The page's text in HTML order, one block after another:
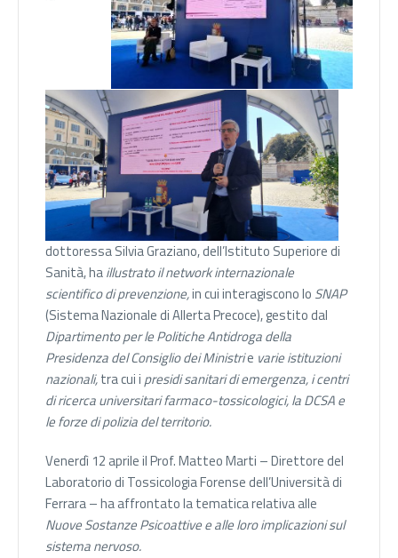
dottoressa Silvia Graziano, dell’Istituto Superiore di
Sanità, haillustrato il network internazionale
scientifico di prevenzione,in cui interagiscono lo SNAP
(Sistema Nazionale di Allerta Precoce), gestito dal
Dipartimento per le Politiche Antidroga della
Presidenza del Consiglio dei Ministrie varie istituzioni
nazionali,tra cui i presidi sanitari di emergenza, i centri
di ricerca universitari farmaco-tossicologici, la DCSA e
le forze di polizia del territorio.
Venerdì 12 aprile il Prof. Matteo Marti – Direttore del
Laboratorio di Tossicologia Forense dell’Università di
Ferrara – ha affrontato la tematica relativa alle
Nuove Sostanze Psicoattive e alle loro implicazioni sul
sistema nervoso.